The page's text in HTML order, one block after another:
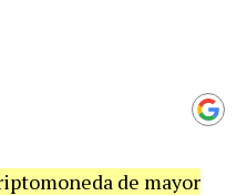
de mayor